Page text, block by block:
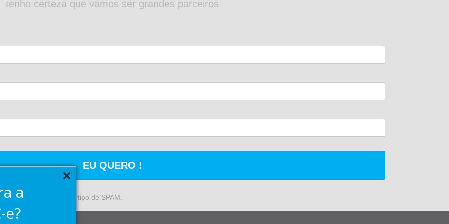
a
e?
tenho certeza que vamos ser grandes parceiros
EU QUERO !
para enviar qualquer tipo de SPAM.